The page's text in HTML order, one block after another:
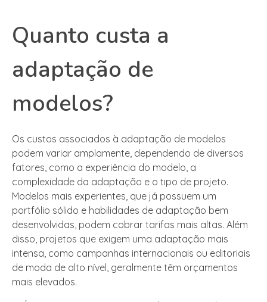
Quanto custa a
adaptação de
modelos?
Os custos associados à adaptação de modelos
podem variar amplamente, dependendo de diversos
fatores, como a experiência do modelo, a
complexidade da adaptação e o tipo de projeto.
Modelos mais experientes, que já possuem um
portfólio sólido e habilidades de adaptação bem
desenvolvidas, podem cobrar tarifas mais altas. Além
disso, projetos que exigem uma adaptação mais
intensa, como campanhas internacionais ou editoriais
de moda de alto nível, geralmente têm orçamentos
mais elevados.